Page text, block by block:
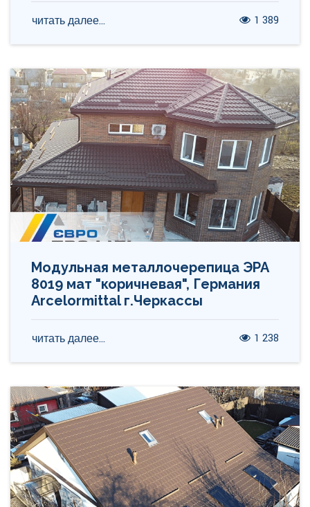
читать далее... 1 389
Модульная металлочерепица ЭРА
8019 мат "коричневая", Германия
Arcelormittal г.Черкассы
читать далее... 1 238